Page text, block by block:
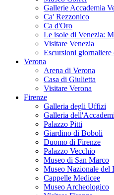
Gallerie Accademia
Ca' Rezzonico
Ca d'Oro
Le isole di Venezia:
Visitare Venezia
Escursioni giornaliere
Verona
Arena di Verona
Casa di Giulietta
Visitare Verona
Firenze
Galleria degli Uffizi
Galleria
Palazzo Pitti
Giardino di Boboli
Duomo di Firenze
Palazzo Vecchio
Museo di San Marco
Museo Nazionale del
Cappelle Medicee
Museo Archeologico